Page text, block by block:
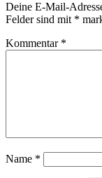
Deine E-Mail-
Felder sind mit *
Kommentar *
Name *